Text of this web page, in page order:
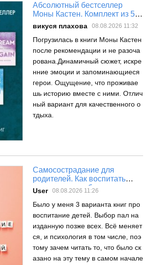
Абсолютный бестселлер
Моны Кастен. Комплект из 5
викуся плахова 08.08.2026 11:32
Погрузилась в книги Моны Кастен
после рекомендации и не разоча
рована.Динамичный сюжет, искре
нние эмоции и запоминающиеся
герои. Ощущение, что проживае
шь историю вместе с ними. Отлич
ный вариант для качественного о
тдыха.
Самосострадание для
родителей. Как воспитать
счастливого ребенка,
User 08.08.2026 11:26
Было у меня 3 варианта книг про
воспитание детей. Выбор пал на
изданную позже всех. Всё меняет
ся, и психология в том числе, поэ
тому зачем читать то, что было ск
азано на эту тему в самом начале